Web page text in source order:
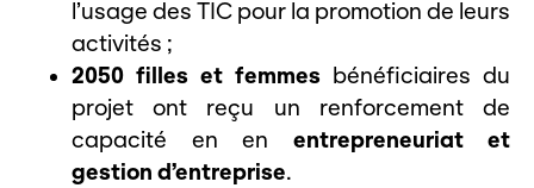
l’usage des TIC pour la promotion de leurs
activités ;
2050 filles et femmes bénéficiaires du
projet ont reçu un renforcement de
capacité en en entrepreneuriat et
gestion d’entreprise.